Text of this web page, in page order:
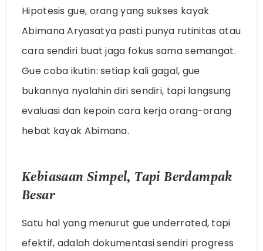
Hipotesis gue, orang yang sukses kayak
Abimana Aryasatya pasti punya rutinitas atau
cara sendiri buat jaga fokus sama semangat.
Gue coba ikutin: setiap kali gagal, gue
bukannya nyalahin diri sendiri, tapi langsung
evaluasi dan kepoin cara kerja orang-orang
hebat kayak Abimana.
Kebiasaan Simpel, Tapi Berdampak
Besar
Satu hal yang menurut gue underrated, tapi
efektif, adalah dokumentasi sendiri progress